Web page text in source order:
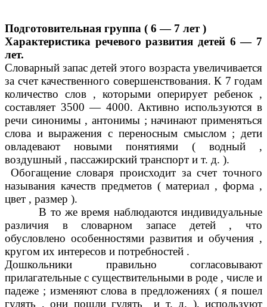
Подготовительная группа ( 6 — 7 лет )
Характеристика речевого развития детей 6 — 7
лет.
Словарный запас детей этого возраста увеличивается
за счет качественного совершенствования. К 7 годам
количество слов , которыми оперирует ребенок ,
составляет 3500 — 4000. Активно используются в
речи синонимы , антонимы ; начинают применяться
слова и выражения с переносным смыслом ; дети
овладевают новыми понятиями ( водный ,
воздушный , пассажирский транспорт и т. д. ).
Обогащение словаря происходит за счет точного
называния качеств предметов ( материал , форма ,
цвет , размер ).
В то же время наблюдаются индивидуальные
различия в словарном запасе детей , что
обусловлено особенностями развития и обучения ,
кругом их интересов и потребностей .
Дошкольники правильно согласовывают
прилагательные с существительными в роде , числе и
падеже ; изменяют слова в предложениях ( я пошел
гулять , они пошли гулять и т. д. ), используют